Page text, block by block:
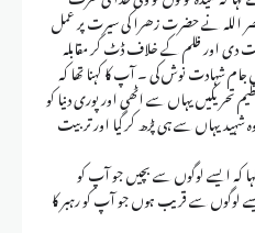
اللہ نے حضرت زھرا کی سیرت پر عمل
اور ظلم کے خلاف ڈٹ کر مقابلہ
شہادت نوش کی ۔ آپ کا کہنا تھا کہ
تحریکیں یہاں سے اٹھی اور پوری دنیا کو
شہید یہاں سے ہی پڑھ کر گیا اور تربیت
ایسے لوگوں سے بچیں جو آپ کو
سے قریب ہوں جو آپ کو رہبر کا